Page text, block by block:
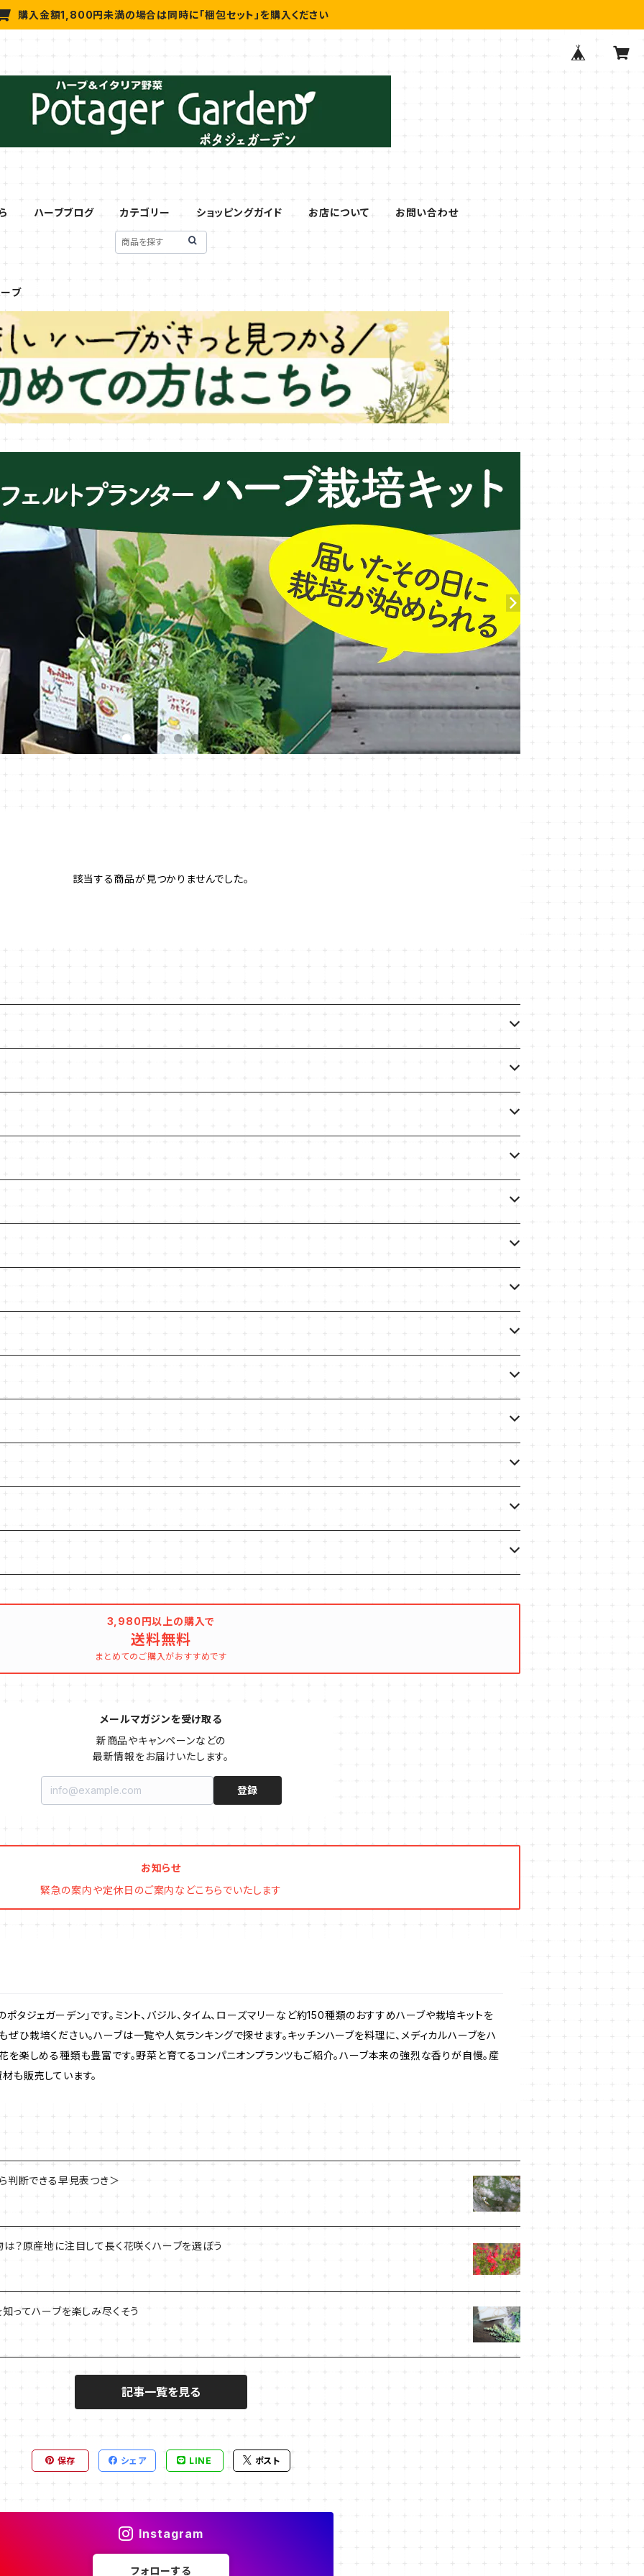
購入金額1,800円未満の場合は同時に「梱包セット」を購入ください
ハーブブログ カテゴリー ショッピングガイド お店について お問い合わせ
ブ
該当する商品が見つかりませんでした。
3,980円以上の購入で
送料無料
まとめてのご購入がおすすめです
メールマガジンを受け取る
新商品やキャンペーンなどの
最新情報をお届けいたします。
登録
お知らせ
緊急の案内や定休日のご案内などこちらでいたします
タジェガーデン」です。ミント、バジル、タイム、ローズマリーなど約150種類のおすすめハーブや栽培キットを
ひ栽培ください。ハーブは一覧や人気ランキングで探せます。キッチンハーブを料理に、メディカルハーブをハ
を楽しめる種類も豊富です。野菜と育てるコンパニオンプランツもご紹介。ハーブ本来の強烈な香りが自慢。産
も販売しています。
判断できる早見表つき＞
？原産地に注目して長く花咲くハーブを選ぼう
ってハーブを楽しみ尽くそう
記事一覧を見る
保存 シェア LINE ポスト
Instagram
フォローする